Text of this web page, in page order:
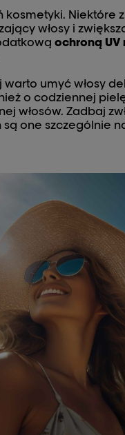
Niektóre
włosy i
ochroną UV
umyć włosy
o codziennej
włosów. Zadbaj
one szczególnie